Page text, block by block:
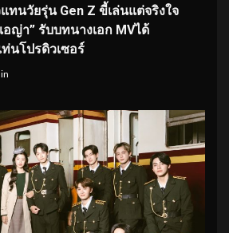
ทนวัยรุ่น Gen Z ขี้เล่นแต่จริงใจ
อญ่า” รับบทนางเอก MVได้
ท่นโปรดิวเซอร์